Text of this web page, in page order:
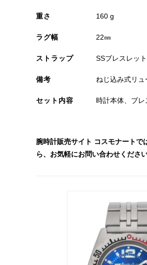
重さ 160 g
ラグ幅 22㎜
ストラップ SSブレスレット
備考 ねじ込み式リ
セット内容 時計本体、ブ
腕時計販売サイト コスモナートで
ら、お気軽にお問い合わせください